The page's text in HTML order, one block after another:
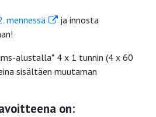
mennessä
ja innosta
alustalla* 4 x 1 tunnin (4 x 60
sisältäen muutaman
on: